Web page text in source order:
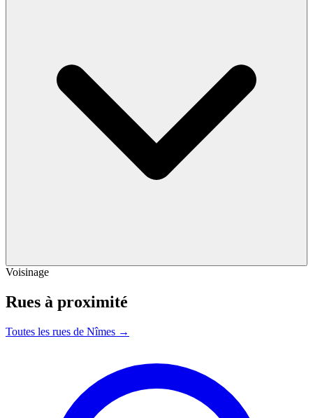
Voisinage
Rues à proximité
Toutes les rues de Nîmes →